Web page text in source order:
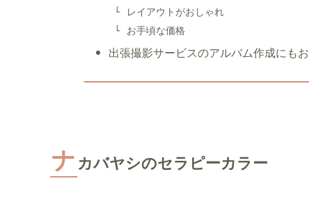
レイアウトがおしゃれ
お手頃な価格
出張撮影サービスのアルバム作成にもお
ナ カバヤシのセラピーカラー